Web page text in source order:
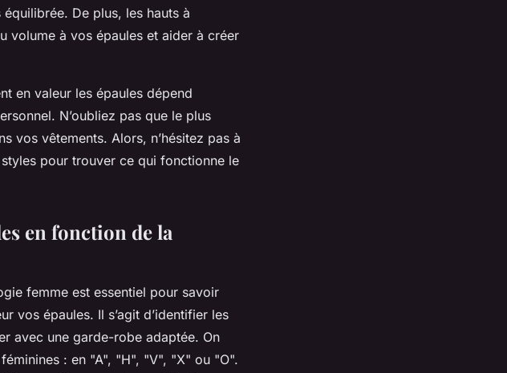
De plus, les hauts à
volume à vos épaules et aider à créer
en valeur les épaules dépend
N’oubliez pas que le plus
vos vêtements. Alors, n’hésitez pas à
pour trouver ce qui fonctionne le
en fonction de la
femme est essentiel pour savoir
vos épaules. Il s’agit d’identifier les
avec une garde-robe adaptée. On
: en "A", "H", "V", "X" ou "O".